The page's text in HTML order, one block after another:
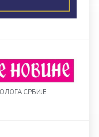
СРБИЈЕ